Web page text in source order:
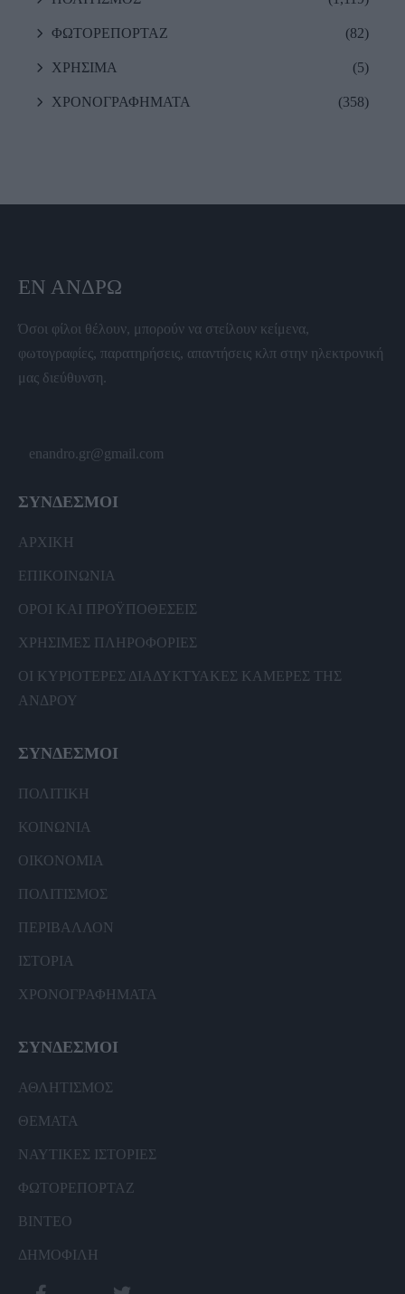
ΦΩΤΟΡΕΠΟΡΤΑΖ (82)
ΧΡΗΣΙΜΑ (5)
ΧΡΟΝΟΓΡΑΦΗΜΑΤΑ (358)
ΕΝ ΆΝΔΡΩ
Όσοι φίλοι θέλουν, μπορούν να στείλουν κείμενα,
φωτογραφίες, παρατηρήσεις, απαντήσεις κλπ στην ηλεκτρονική
μας διεύθυνση.
enandro.gr@gmail.com
ΣΥΝΔΕΣΜΟΙ
ΑΡΧΙΚΗ
ΕΠΙΚΟΙΝΩΝΙΑ
ΟΡΟΙ ΚΑΙ ΠΡΟΫΠΟΘΕΣΕΙΣ
ΧΡΗΣΙΜΕΣ ΠΛΗΡΟΦΟΡΙΕΣ
ΟΙ ΚΥΡΙΟΤΕΡΕΣ ΔΙΑΔΥΚΤΥΑΚΕΣ ΚΑΜΕΡΕΣ ΤΗΣ
ΑΝΔΡΟΥ
ΣΥΝΔΕΣΜΟΙ
ΠΟΛΙΤΙΚΗ
ΚΟΙΝΩΝΙΑ
ΟΙΚΟΝΟΜΙΑ
ΠΟΛΙΤΙΣΜΟΣ
ΠΕΡΙΒΑΛΛΟΝ
ΙΣΤΟΡΙΑ
ΧΡΟΝΟΓΡΑΦΗΜΑΤΑ
ΣΥΝΔΕΣΜΟΙ
ΑΘΛΗΤΙΣΜΟΣ
ΘΕΜΑΤΑ
ΝΑΥΤΙΚΕΣ ΙΣΤΟΡΙΕΣ
ΦΩΤΟΡΕΠΟΡΤΑΖ
ΒΙΝΤΕΟ
ΔΗΜΟΦΙΛΗ